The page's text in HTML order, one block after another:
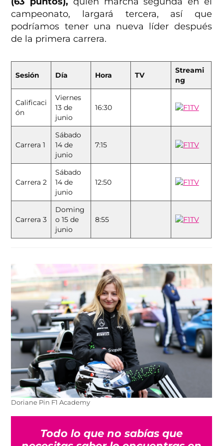
campeonato, largará tercera, así que
podríamos tener una nueva líder después
de la primera carrera.
Sesión Día Hora TV
Streami
ng
Calificaci
ón
Viernes
13 de
junio
16:30
Carrera 1
Sábado
14 de
junio
7:15
Carrera 2
Sábado
14 de
junio
12:50
Carrera 3
Doming
o 15 de
junio
8:55
Doriane Pin F1 Academy
Todo lo que no sabías que